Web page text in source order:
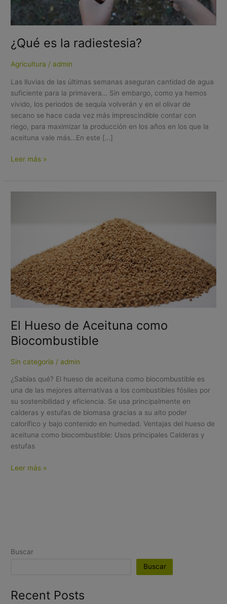
¿Qué es la radiestesia?
Agricultura /admin
Las lluvias de las últimas semanas aseguran cantidad de agua
suficiente para la primavera… Sin embargo, como ya hemos
vivido, los periodos de sequía volverán y en el olivar de
secano se hace cada vez más imprescindible contar con
riego, para maximizar la producción en los años en los que la
aceituna vale más…En este […]
Leer más »
El Hueso de Aceituna como
Biocombustible
Sin categoría /admin
¿Sabías qué? El hueso de aceituna como biocombustible es
una de las mejores alternativas a los combustibles fósiles por
su sostenibilidad y eficiencia. Se usa principalmente en
calderas y estufas de biomasa gracias a su alto poder
calorífico y bajo contenido en humedad. Ventajas del hueso de
aceituna como biocombustible: Usos principales Calderas y
estufas
Biocombustible
Leer más »
Buscar
Buscar
Recent Posts